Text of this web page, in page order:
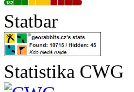
Statbar
Statistika CWG